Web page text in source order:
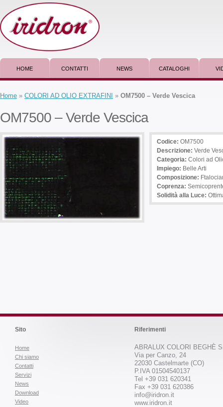
HOME CONTATTI NEWS CATALOGHI
Home » COLORI AD OLIO EXTRAFINI » OM7500 – Verde Vescica
OM7500 – Verde Vescica
Codice: OM7500
Descrizione: Verde
Categoria: Colori ad
Impiego: Belle Arti
Composizione:
Coprenza:
Solidità alla Luce:
Sito
Home
Chi siamo
Contatti
Servizi
News
Download
Video
Riferimenti
ABRALUX COLORI BEGHÈ
Via per Canzo, 24
22030 Castelmarte (CO)
P.IVA 01504540137
Tel +39 031 620341
Fax +39 031 620386
info@iridron.it
www.iridron.it